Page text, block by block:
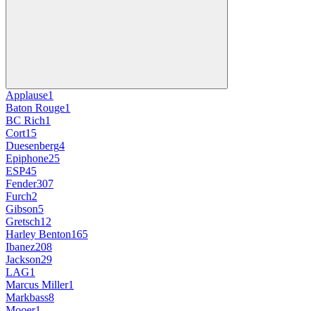
Applause1
Baton Rouge1
BC Rich1
Cort15
Duesenberg4
Epiphone25
ESP45
Fender307
Furch2
Gibson5
Gretsch12
Harley Benton165
Ibanez208
Jackson29
LAG1
Marcus Miller1
Markbass8